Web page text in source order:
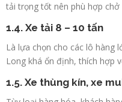
tải trọng tốt nên phù hợp
1.4. Xe tải 8 – 10 tấn
Là lựa chọn cho các lô hàng
Long khá ổn định, thích hợp
1.5. Xe thùng kín, xe